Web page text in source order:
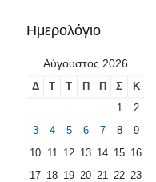
Ημερολόγιο
Αύγουστος 2026
Δ Τ Τ Π Π Σ
Κ
1
2
3
4 5 6 7 8
9
10 11 12 13 14 15 16
17 18 19 20 21 22 23